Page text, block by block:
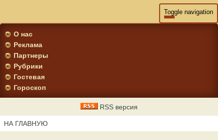
Toggle navigation
О нас
Реклама
Партнеры
Рубрики
Гостевая
Гороскоп
RSS версия
НА ГЛАВНУЮ